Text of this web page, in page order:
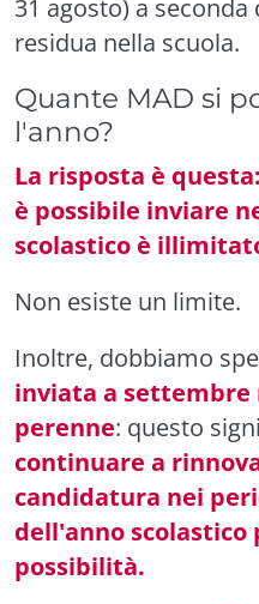
31 agosto) a
residua nella scuola.
Quante MAD si
l'anno?
La risposta è
è possibile inviare
scolastico è
Non esiste un limite.
Inoltre, dobbiamo
inviata a settembre
perenne: questo
continuare a
candidatura nei
dell'anno
possibilità.